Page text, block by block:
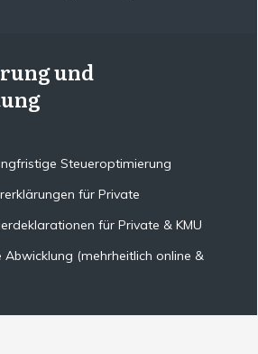
und
Steueroptimierung
für Private
für Private & KMU
(mehrheitlich online &